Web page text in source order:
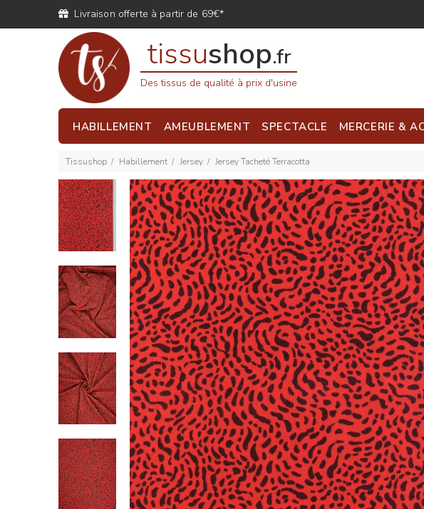
Livraison offerte à partir de 69€*
tissushop.fr
Des tissus de qualité à prix d'usine
HABILLEMENT AMEUBLEMENT SPECTACLE MERCERIE &
Tissushop Habillement Jersey Jersey Tacheté Terracotta